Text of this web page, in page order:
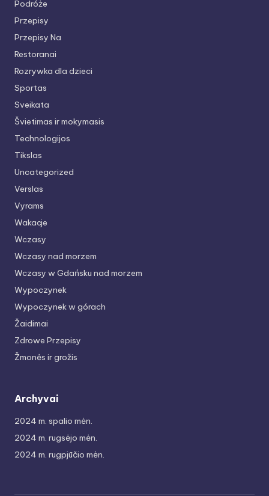
Podróże
Przepisy
Przepisy Na
Restoranai
Rozrywka dla dzieci
Sportas
Sveikata
Švietimas ir mokymasis
Technologijos
Tikslas
Uncategorized
Verslas
Vyrams
Wakacje
Wczasy
Wczasy nad morzem
Wczasy w Gdańsku nad morzem
Wypoczynek
Wypoczynek w górach
Žaidimai
Zdrowe Przepisy
Žmonės ir grožis
Archyvai
2024 m. spalio mėn.
2024 m. rugsėjo mėn.
2024 m. rugpjūčio mėn.